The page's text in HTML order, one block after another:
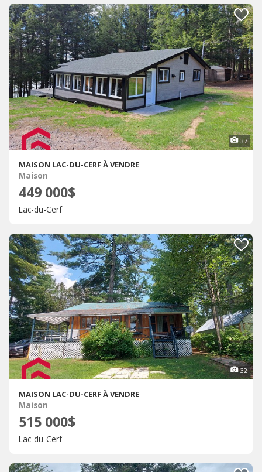
37
MAISON LAC-DU-CERF À VENDRE
Maison
449 000$
Lac-du-Cerf
32
MAISON LAC-DU-CERF À VENDRE
Maison
515 000$
Lac-du-Cerf